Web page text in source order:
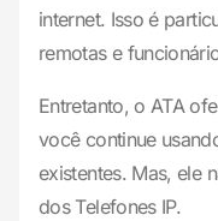
internet. Isso é
remotas e
Entretanto, o ATA
você continue
existentes. Mas, ele
dos Telefones IP.